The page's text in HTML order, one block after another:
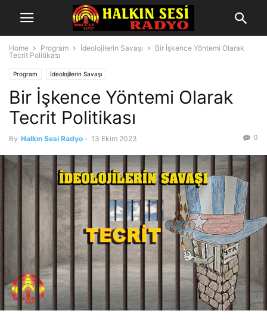
Home Program İdeolojilerin Savaşı
Bir İşkence Yöntemi Olarak
Tecrit Politikası
Program İdeolojilerin Savaşı
Bir İşkence Yöntemi Olarak
Tecrit Politikası
By Halkın Sesi Radyo - 13 Ekim 2023 0